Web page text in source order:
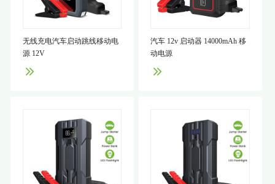
无线充电汽车启动跳线移动电
源 12V
汽车 12v 启动器 14000mAh 移
动电源